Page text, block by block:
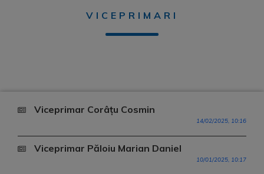
VICEPRIMARI
Viceprimar Corâțu Cosmin
14/02/2025, 10:16
Viceprimar Păloiu Marian Daniel
10/01/2025, 10:17